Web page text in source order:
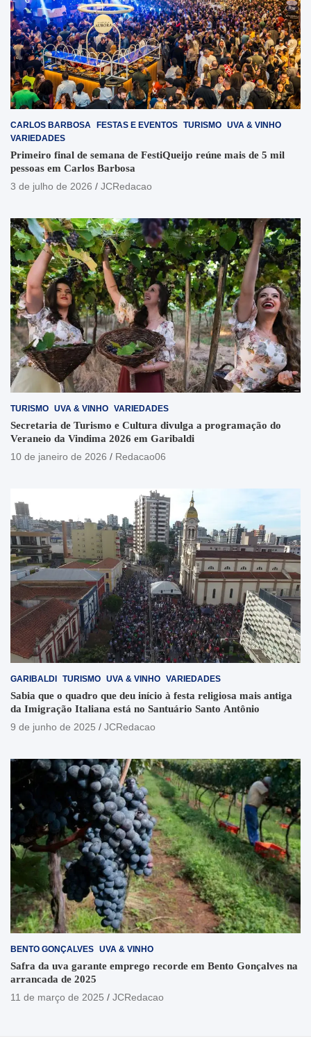
CARLOS BARBOSA FESTAS E EVENTOS TURISMO UVA & VINHO
VARIEDADES
Primeiro final de semana de FestiQueijo reúne mais de 5 mil
pessoas em Carlos Barbosa
3 de julho de 2026
JCRedacao
TURISMO UVA & VINHO VARIEDADES
Secretaria de Turismo e Cultura divulga a programação do
Veraneio da Vindima 2026 em Garibaldi
10 de janeiro de 2026
Redacao06
GARIBALDI TURISMO UVA & VINHO VARIEDADES
Sabia que o quadro que deu início à festa religiosa mais antiga
da Imigração Italiana está no Santuário Santo Antônio
9 de junho de 2025
JCRedacao
BENTO GONÇALVES UVA & VINHO
Safra da uva garante emprego recorde em Bento Gonçalves na
arrancada de 2025
11 de março de 2025
JCRedacao